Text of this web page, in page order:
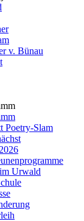
v. Bünau
Poetry-Slam
Urwald